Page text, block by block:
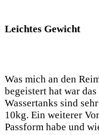
Leichtes Gewicht
Was mich an den
begeistert hat war
Wassertanks sind
10kg. Ein weiterer
Passform habe und